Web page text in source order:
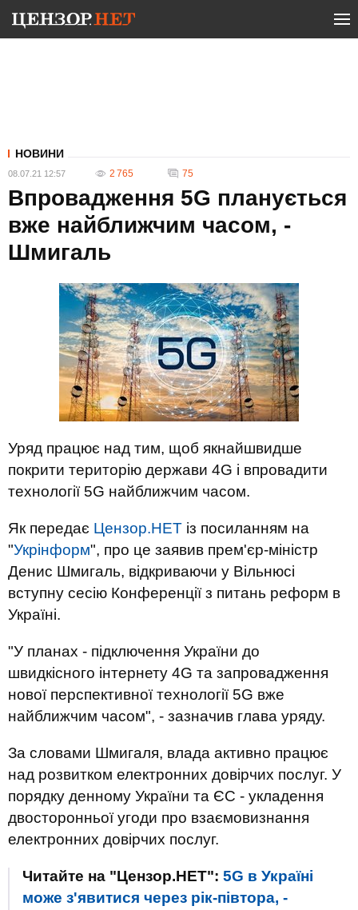
НОВИНИ
08.07.21 12:57 2 765 75
Впровадження 5G планується
вже найближчим часом, -
Шмигаль
Уряд працює над тим, щоб якнайшвидше
покрити територію держави 4G і впровадити
технології 5G найближчим часом.
Як передає Цензор.НЕТ із посиланням на
"Укрінформ", про це заявив прем'єр-міністр
Денис Шмигаль, відкриваючи у Вільнюсі
вступну сесію Конференції з питань реформ в
Україні.
"У планах - підключення України до
швидкісного інтернету 4G та запровадження
нової перспективної технології 5G вже
найближчим часом", - зазначив глава уряду.
За словами Шмигаля, влада активно працює
над розвитком електронних довірчих послуг. У
порядку денному України та ЄС - укладення
двосторонньої угоди про взаємовизнання
електронних довірчих послуг.
Читайте на "Цензор.НЕТ": 5G в Україні
може з'явитися через рік-півтора, -